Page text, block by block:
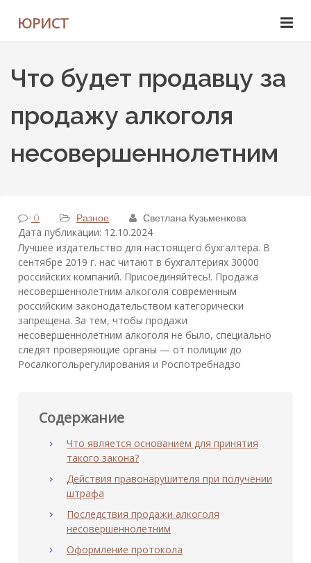
ЮРИСТ
Что будет продавцу за
продажу алкоголя
несовершеннолетним
0 Разное Светлана Кузьменкова
Дата публикации: 12.10.2024
Лучшее издательство для настоящего бухгалтера. В
сентябре 2019 г. нас читают в бухгалтериях 30000
российских компаний. Присоединяйтесь!. Продажа
несовершеннолетним алкоголя современным
российским законодательством категорически
запрещена. За тем, чтобы продажи
несовершеннолетним алкоголя не было, специально
следят проверяющие органы — от полиции до
Росалкогольрегулирования и Роспотребнадзо
Содержание
Что является основанием для принятия
такого закона?
Действия правонарушителя при получении
штрафа
Последствия продажи алкоголя
несовершеннолетним
Оформление протокола